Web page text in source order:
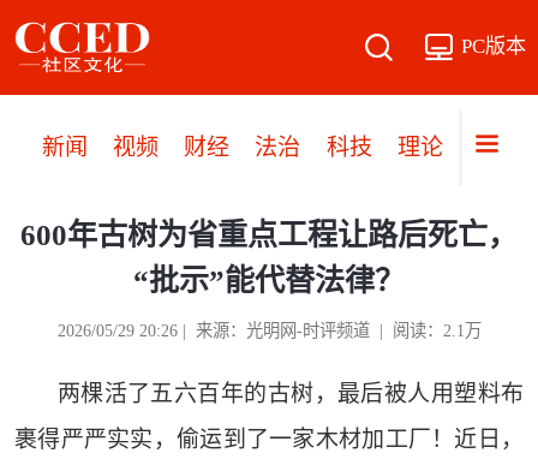
PC版本
新闻 视频 财经 法治 科技 理论 党建
600年古树为省重点工程让路后死亡，
“批示”能代替法律？
2026/05/29 20:26 | 来源：光明网-时评频道 | 阅读：2.1万
两棵活了五六百年的古树，最后被人用塑料布
裹得严严实实，偷运到了一家木材加工厂！近日，